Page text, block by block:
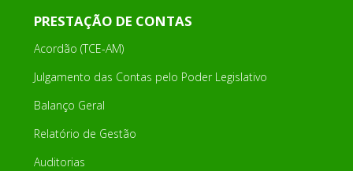
PRESTAÇÃO DE CONTAS
Acordão (TCE-AM)
Julgamento das Contas pelo Poder Legislativo
Balanço Geral
Relatório de Gestão
Auditorias